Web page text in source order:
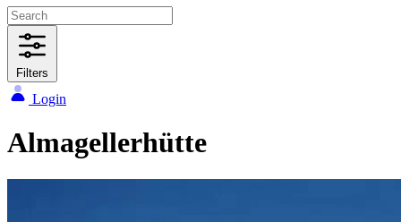
Filters
Login
Almagellerhütte